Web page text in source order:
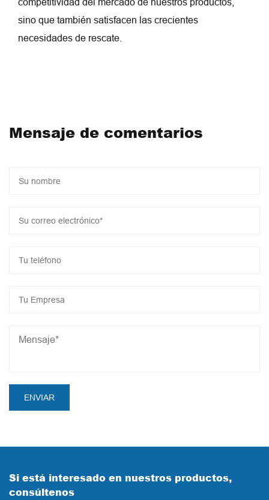
competitividad del mercado de nuestros productos,
sino que también satisfacen las crecientes
necesidades de rescate.
Mensaje de comentarios
Si está interesado en nuestros productos,
consúltenos